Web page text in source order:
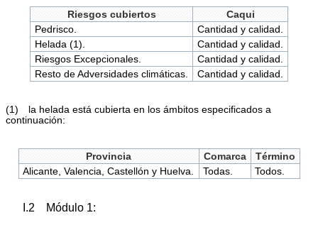
Riesgos cubiertos
Caqui
Pedrisco.
Cantidad y calidad.
Helada (1).
Cantidad y calidad.
Riesgos Excepcionales.
Cantidad y calidad.
Resto de Adversidades climáticas.
Cantidad y calidad.
(1) la helada está cubierta en los ámbitos especificados a
continuación:
Provincia Comarca
Término
Alicante, Valencia, Castellón y Huelva.
Todas. Todos.
I.2 Módulo 1: